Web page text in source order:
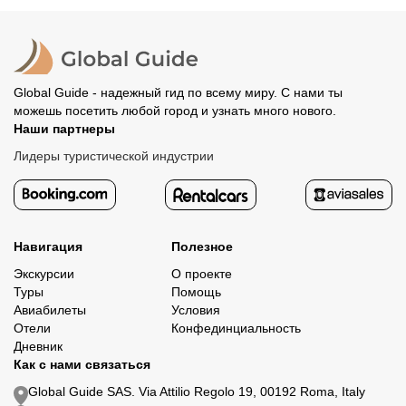
организатору напрямую не требуется.
Global Guide - надежный гид по всему миру. С нами ты
можешь посетить любой город и узнать много нового.
Наши партнеры
Лидеры туристической индустрии
Навигация
Экскурсии
Туры
Авиабилеты
Отели
Дневник
Полезное
О проекте
Помощь
Условия
Конфединциальность
Как с нами связаться
Global Guide SAS. Via Attilio Regolo 19, 00192 Roma, Italy